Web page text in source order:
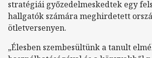
stratégiái győzedelmeskedtek egy
hallgatók számára meghirdetett
ötletversenyen.
„Élesben szembesültünk a tanult